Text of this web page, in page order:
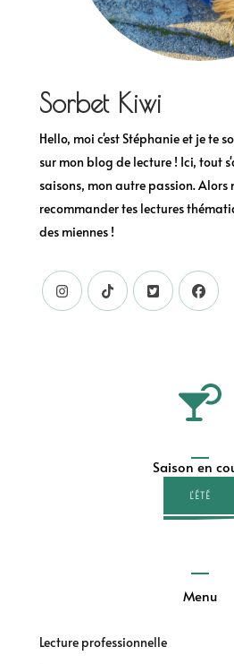
Sorbet Kiwi
Hello, moi c'est Stéphanie et je te
sur mon blog de lecture ! Ici, tout
saisons, mon autre passion. Alors
recommander tes lectures
des miennes !
Saison en
L'ÉTÉ
Menu
Lecture professionnelle